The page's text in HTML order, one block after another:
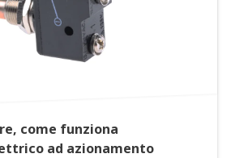
come funziona
ad azionamento